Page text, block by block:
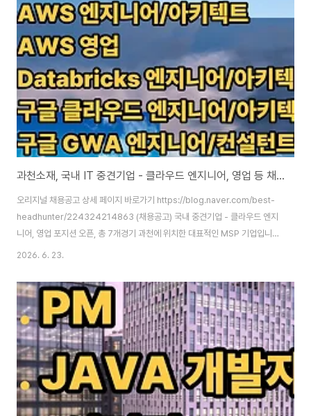
bestheadhunter@roiconsulting.co.kr)blog.naver.com
과천소재, 국내 IT 중견기업 - 클라우드 엔지니어, 영업 등 채용 중
오리지널 채용공고 상세 페이지 바로가기 https://blog.naver.com/best-
headhunter/224324214863 (채용공고) 국내 중견기업 - 클라우드 엔지
니어, 영업 포지션 오픈, 총 7개경기 과천에 위치한 대표적인 MSP 기업입니
다. 해외 유수의 벤더사들과 총판 및 리셀링, 컨설팅, 기술
2026. 6. 23.